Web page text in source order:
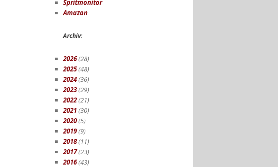
Spritmonitor
Amazon
Archiv:
2026(28)
2025(48)
2024(36)
2023(29)
2022(21)
2021(30)
2020(5)
2019(9)
2018(11)
2017(23)
2016(43)